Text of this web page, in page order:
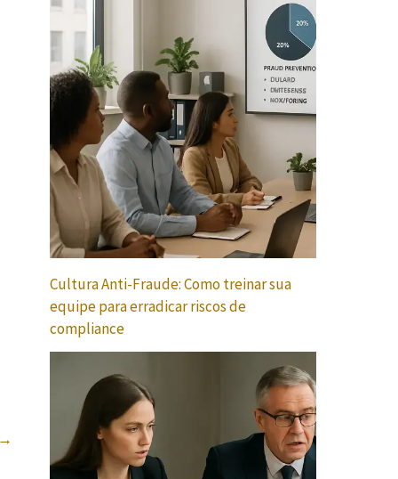
→
Cultura Anti-Fraude: Como treinar sua
equipe para erradicar riscos de
compliance